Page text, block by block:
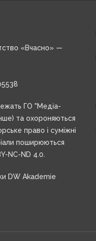
«Вчасно» —
ГО "Медіа-
та охороняються
право і суміжні
поширюються
NC-ND 4.0.
DW Akademie